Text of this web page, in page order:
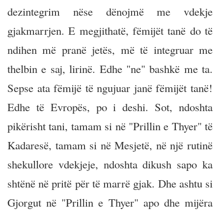
dezintegrim nëse dënojmë me vdekje
gjakmarrjen. E megjithatë, fëmijët tanë do të
ndihen më pranë jetës, më të integruar me
thelbin e saj, lirinë. Edhe "ne" bashkë me ta.
Sepse ata fëmijë të ngujuar janë fëmijët tanë!
Edhe të Evropës, po i deshi. Sot, ndoshta
pikërisht tani, tamam si në "Prillin e Thyer" të
Kadaresë, tamam si në Mesjetë, në një rutinë
shekullore vdekjeje, ndoshta dikush sapo ka
shtënë në pritë për të marrë gjak. Dhe ashtu si
Gjorgut në "Prillin e Thyer" apo dhe mijëra